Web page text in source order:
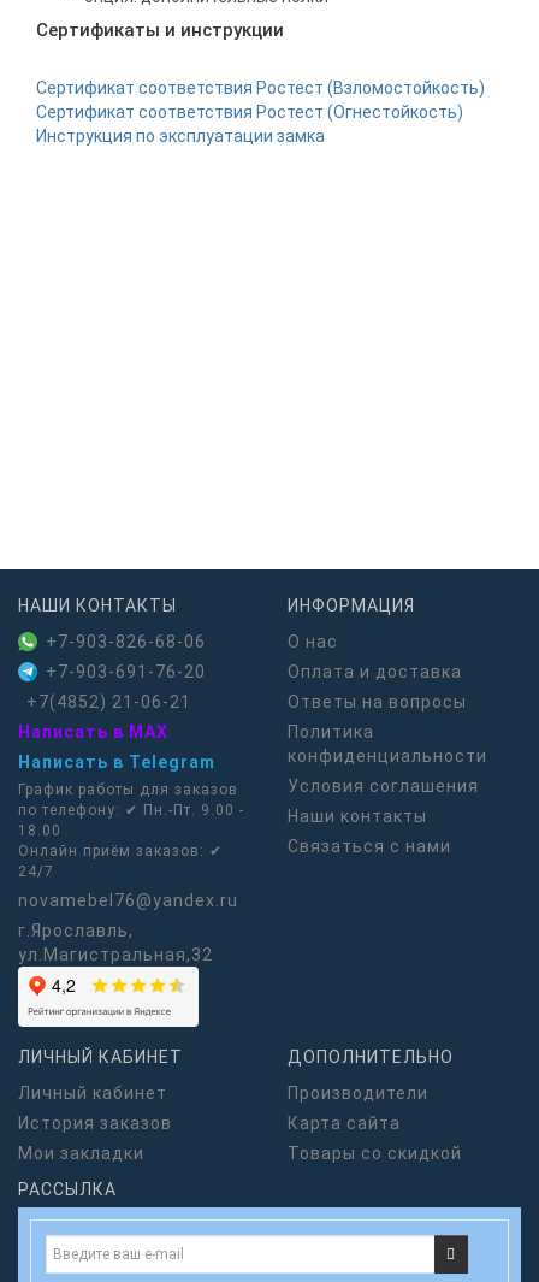
Сертификаты и инструкции
Сертификат соответствия Ростест (Взломостойкость)
Сертификат соответствия Ростест (Огнестойкость)
Инструкция по эксплуатации замка
НАШИ КОНТАКТЫ
+7-903-826-68-06
+7-903-691-76-20
+7(4852) 21-06-21
Написать в MAX
Написать в Telegram
График работы для заказов
по телефону: ✔ Пн.-Пт. 9.00 -
18.00
Онлайн приём заказов: ✔
24/7
novamebel76@yandex.ru
г.Ярославль,
ул.Магистральная,32
ИНФОРМАЦИЯ
О нас
Оплата и доставка
Ответы на вопросы
Политика
конфиденциальности
Условия соглашения
Наши контакты
Связаться с нами
ЛИЧНЫЙ КАБИНЕТ
Личный кабинет
История заказов
Мои закладки
ДОПОЛНИТЕЛЬНО
Производители
Карта сайта
Товары со скидкой
РАССЫЛКА